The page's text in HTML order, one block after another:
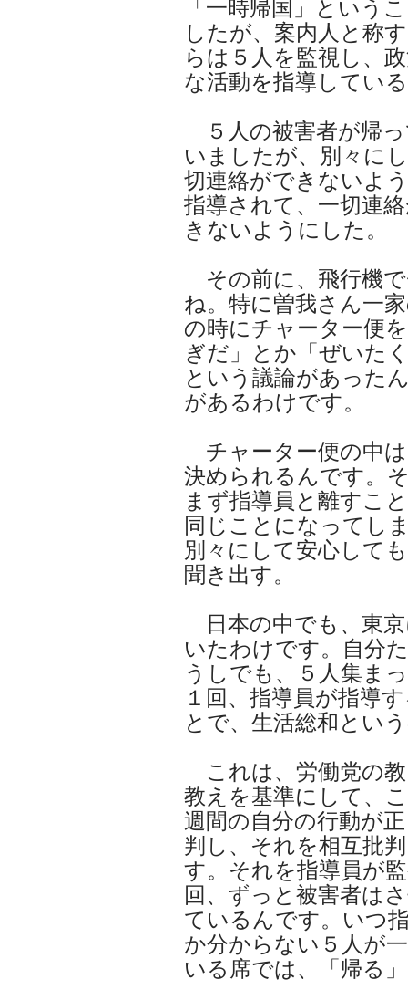
「一時帰国」という
したが、案内人と称
らは５人を監視し、
な活動を指導してい
５人の被害者が帰
いましたが、別々に
切連絡ができないよ
指導されて、一切連
きないようにした。
その前に、飛行機
ね。特に曽我さん一
の時にチャーター便
ぎだ」とか「ぜいた
という議論があった
があるわけです。
チャーター便の中
決められるんです。
まず指導員と離すこ
同じことになってし
別々にして安心して
聞き出す。
日本の中でも、東
いたわけです。自分
うしでも、５人集ま
１回、指導員が指導
とで、生活総和とい
これは、労働党の
教えを基準にして、
週間の自分の行動が
判し、それを相互批
す。それを指導員が
回、ずっと被害者は
ているんです。いつ
か分からない５人が
いる席では、「帰る